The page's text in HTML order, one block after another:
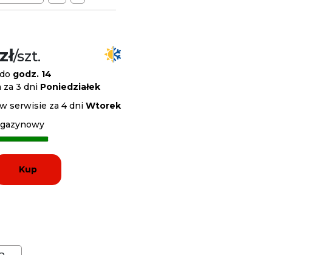
/szt.
godz. 14
za 3 dni Poniedziałek
serwisie za 4 dni Wtorek
Kup